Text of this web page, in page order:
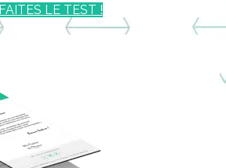
FAITES LE TEST !